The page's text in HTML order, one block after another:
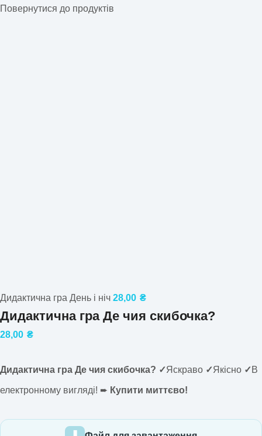
Повернутися до продуктів
Дидактична гра День і ніч 28,00 ₴
Дидактична гра Де чия скибочка?
28,00 ₴
Дидактична гра Де чия скибочка? ✓Яскраво ✓Якісно ✓В
електронному вигляді! ➨ Купити миттєво!